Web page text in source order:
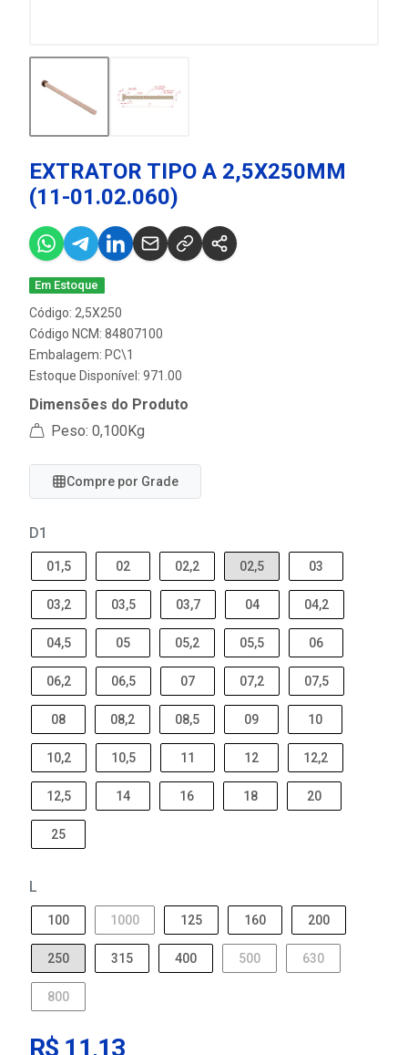
EXTRATOR TIPO A 2,5X250MM
(11-01.02.060)
Em Estoque
Código: 2,5X250
Código NCM: 84807100
Embalagem: PC\1
Estoque Disponível: 971.00
Dimensões do Produto
Peso: 0,100Kg
Compre por Grade
D1
01,5 02 02,2 02,5 03
03,2 03,5 03,7 04 04,2
04,5 05 05,2 05,5 06
06,2 06,5 07 07,2 07,5
08 08,2 08,5 09 10
10,2 10,5 11 12 12,2
12,5 14 16 18 20
25
L
100 1000 125 160 200
250 315 400 500 630
800
R$ 11,13